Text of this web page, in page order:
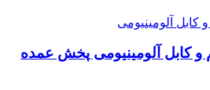
کابل آلومینیومی پخش عمده